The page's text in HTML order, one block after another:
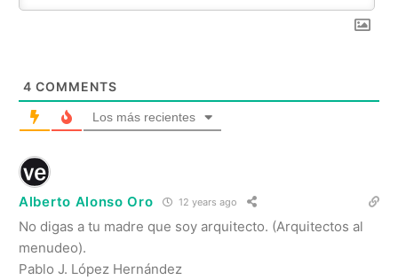
4 COMMENTS
Los más recientes
Alberto Alonso Oro 12 years ago
No digas a tu madre que soy arquitecto. (Arquitectos al
menudeo).
Pablo J. López Hernández